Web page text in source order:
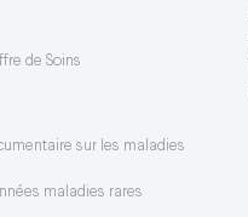
de Soins
sur les maladies
maladies rares